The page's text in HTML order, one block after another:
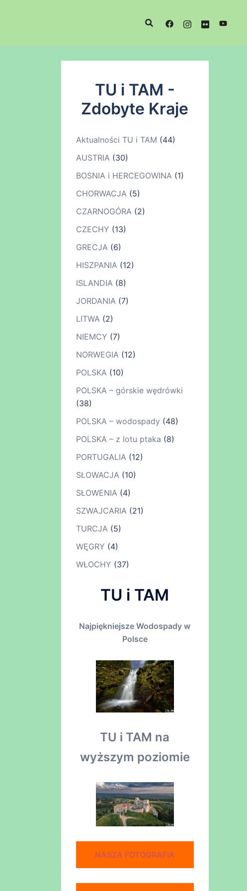
TU i TAM -
Zdobyte Kraje
Aktualności TU i TAM (44)
AUSTRIA(30)
BOSNIA i HERCEGOWINA(1)
CHORWACJA(5)
CZARNOGÓRA(2)
CZECHY (13)
GRECJA(6)
HISZPANIA(12)
ISLANDIA(8)
JORDANIA(7)
LITWA(2)
NIEMCY (7)
NORWEGIA(12)
POLSKA(10)
POLSKA – górskie wędrówki
(38)
POLSKA – wodospady (48)
POLSKA – z lotu ptaka (8)
PORTUGALIA(12)
SŁOWACJA(10)
SŁOWENIA(4)
SZWAJCARIA(21)
TURCJA(5)
WĘGRY (4)
WŁOCHY (37)
TU i TAM
Najpiękniejsze Wodospady w
Polsce
TU i TAM na
wyższym poziomie
NASZA FOTOGRAFIA